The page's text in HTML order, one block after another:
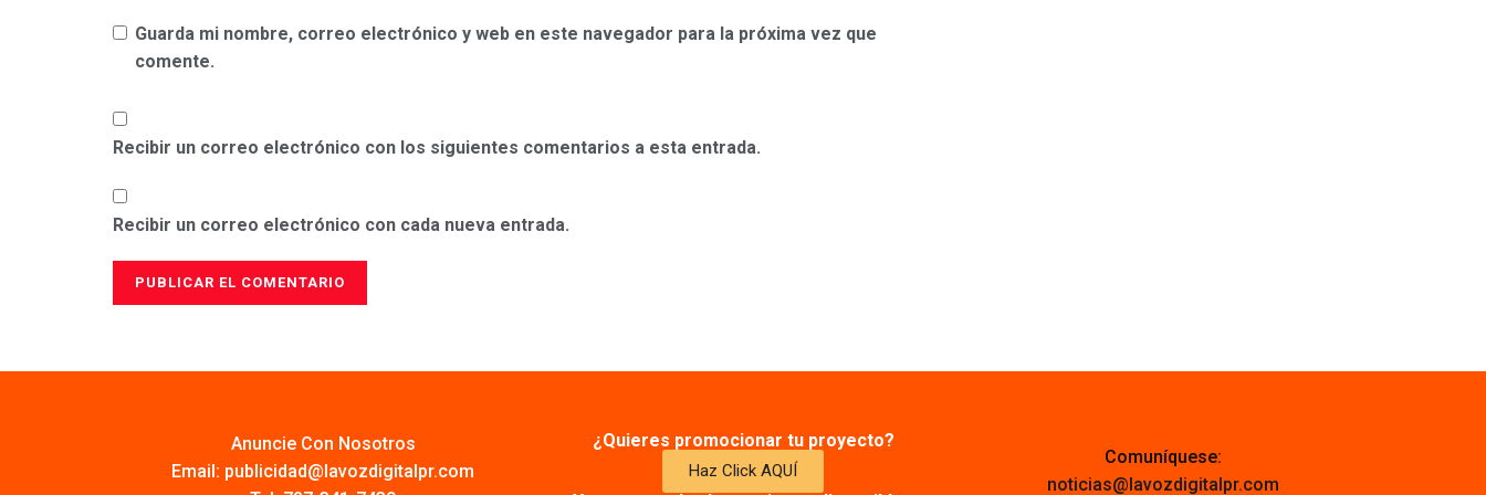
Guarda mi nombre, correo electrónico y web en este navegador para la próxima vez que
comente.
Recibir un correo electrónico con los siguientes comentarios a esta entrada.
Recibir un correo electrónico con cada nueva entrada.
Anuncie Con Nosotros
Email: publicidad@lavozdigitalpr.com
¿Quieres promocionar tu proyecto?
Haz Click AQUÍ
Comuníquese:
noticias@lavozdigitalpr.com